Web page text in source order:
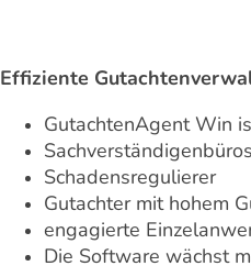
Effiziente
GutachtenAgent Win
Sachverständigenbüros
Schadensregulierer
Gutachter mit hohem
engagierte
Die Software wächst